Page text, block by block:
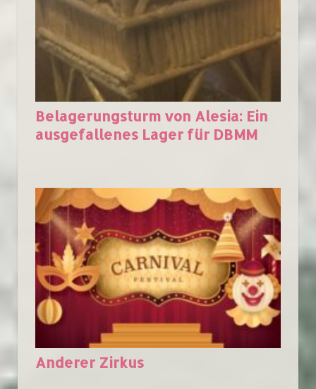
Belagerungsturm von Alesia: Ein
ausgefallenes Lager für DBMM
Anderer Zirkus